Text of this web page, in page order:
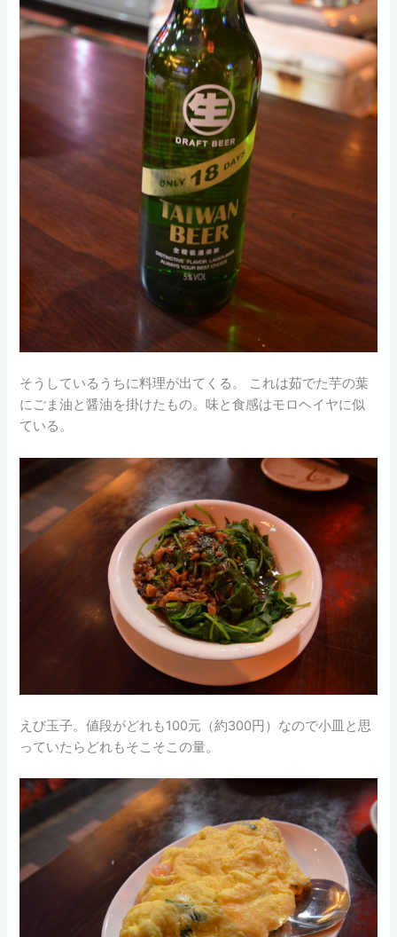
そうしているうちに料理が出てくる。 これは茹でた芋の葉
にごま油と醤油を掛けたもの。味と食感はモロヘイヤに似
ている。
えび玉子。値段がどれも100元（約300円）なので小皿と思
っていたらどれもそこそこの量。